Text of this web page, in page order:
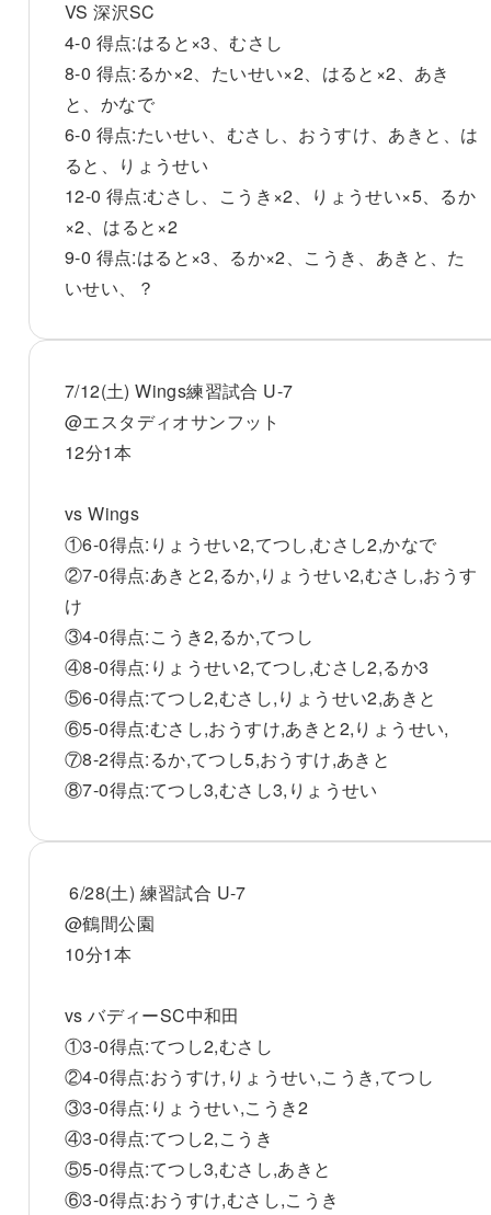
VS 深沢SC
4-0 得点:はると×3、むさし
8-0 得点:るか×2、たいせい×2、はると×2、あき
と、かなで
6-0 得点:たいせい、むさし、おうすけ、あきと、は
ると、りょうせい
12-0 得点:むさし、こうき×2、りょうせい×5、るか
×2、はると×2
9-0 得点:はると×3、るか×2、こうき、あきと、た
いせい、？
7/12(土) Wings練習試合 U-7
@エスタディオサンフット
12分1本
vs Wings
①6-0得点:りょうせい2,てつし,むさし2,かなで
②7-0得点:あきと2,るか,りょうせい2,むさし,おうす
け
③4-0得点:こうき2,るか,てつし
④8-0得点:りょうせい2,てつし,むさし2,るか3
⑤6-0得点:てつし2,むさし,りょうせい2,あきと
⑥5-0得点:むさし,おうすけ,あきと2,りょうせい,
⑦8-2得点:るか,てつし5,おうすけ,あきと
⑧7-0得点:てつし3,むさし3,りょうせい
6/28(土) 練習試合 U-7
@鶴間公園
10分1本
vs バディーSC中和田
①3-0得点:てつし2,むさし
②4-0得点:おうすけ,りょうせい,こうき,てつし
③3-0得点:りょうせい,こうき2
④3-0得点:てつし2,こうき
⑤5-0得点:てつし3,むさし,あきと
⑥3-0得点:おうすけ,むさし,こうき